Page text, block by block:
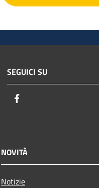
SEGUICI SU
NOVITÀ
Notizie